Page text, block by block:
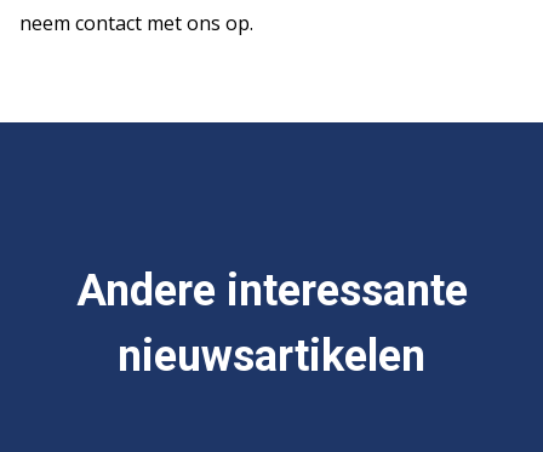
neem contact met ons op.
Andere interessante
nieuwsartikelen